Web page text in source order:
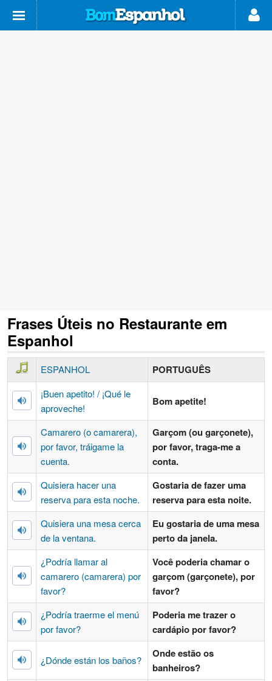
Frases Úteis no Restaurante em
Espanhol
ESPANHOL PORTUGUÊS
¡Buen apetito! / ¡Qué le
aproveche!
Bom apetite!
Camarero (o camarera),
por favor, tráigame la
cuenta.
Garçom (ou garçonete),
por favor, traga-me a
conta.
Quisiera hacer una
reserva para esta noche.
Gostaria de fazer uma
reserva para esta noite.
Quisiera una mesa cerca
de la ventana.
Eu gostaria de uma mesa
perto da janela.
¿Podría llamar al
camarero (camarera) por
favor?
Você poderia chamar o
garçom (garçonete), por
favor?
¿Podría traerme el menú
por favor?
Poderia me trazer o
cardápio por favor?
¿Dónde están los baños?
Onde estão os
banheiros?